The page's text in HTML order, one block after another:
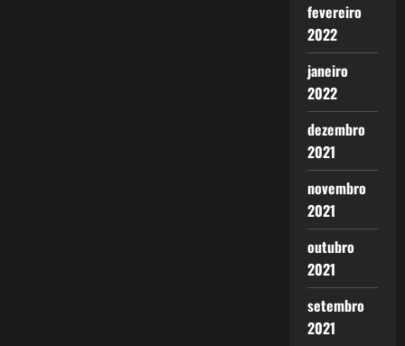
fevereiro
2022
janeiro
2022
dezembro
2021
novembro
2021
outubro
2021
setembro
2021